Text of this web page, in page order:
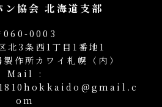
ン協会 北海道支部
060-0003
北3条西1丁目1番地1
製作所カワイ札幌（内）
Mail :
om